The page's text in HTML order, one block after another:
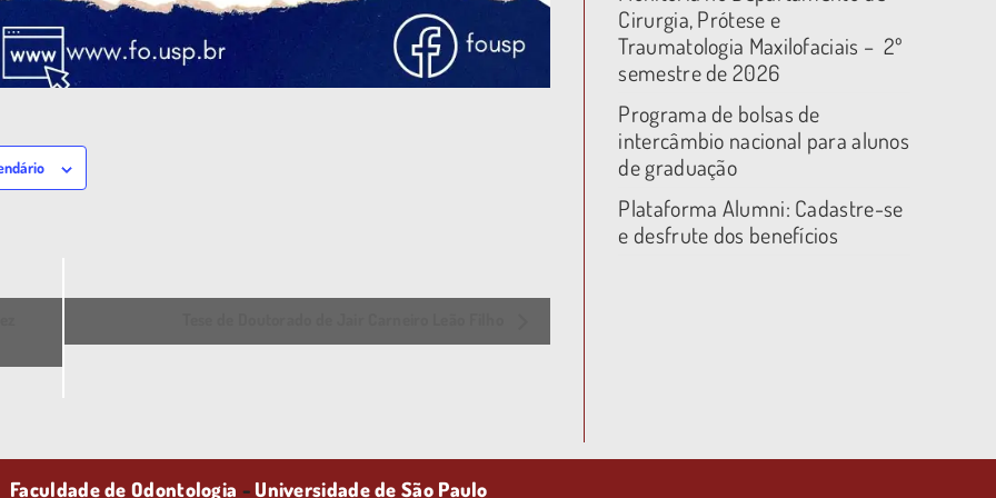
Cirurgia, Prótese e
Traumatologia Maxilofaciais – 2º
semestre de 2026
Programa de bolsas de
intercâmbio nacional para alunos
de graduação
Plataforma Alumni: Cadastre-se
e desfrute dos benefícios
Faculdade de Odontologia - Universidade de São Paulo